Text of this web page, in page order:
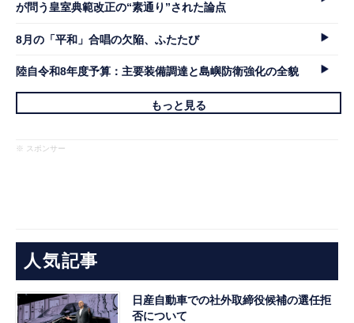
が問う皇室典範改正の“素通り”された論点
8月の「平和」合唱の欠陥、ふたたび
陸自令和8年度予算：主要装備調達と島嶼防衛強化の全貌
もっと見る
※ スポンサー
人気記事
日産自動車での社外取締役候補の選任拒
否について